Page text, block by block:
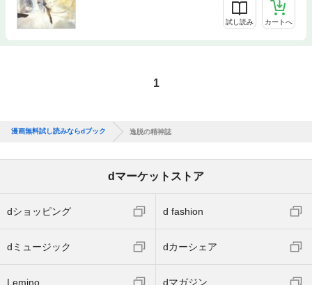
試し読み カートへ
1
漫画無料試し読みならdブック 逸脱の精神誌
dマーケットストア
dショッピング d fashion
dミュージック dカーシェア
Lemino dマガジン